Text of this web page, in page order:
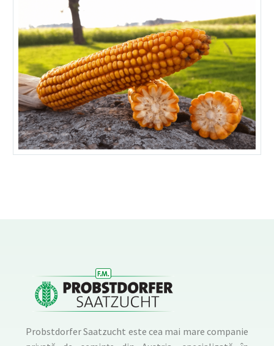
Probstdorfer Saatzucht este cea mai mare companie